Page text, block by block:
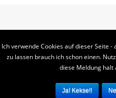
KODACHI -
Ich verwende Cookies auf dieser Seite
zu lassen brauch ich schon einen.
diese Meldung halt